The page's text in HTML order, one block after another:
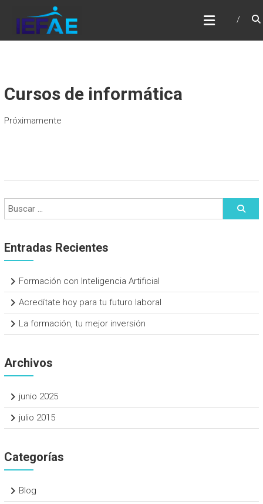
contenido
Cursos de informática
Próximamente
Entradas Recientes
Formación con Inteligencia Artificial
Acredítate hoy para tu futuro laboral
La formación, tu mejor inversión
Archivos
junio 2025
julio 2015
Categorías
Blog